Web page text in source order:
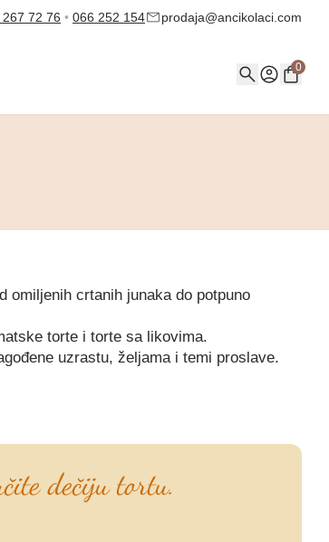
72 76 • 066 252 154 prodaja@ancikolaci.com
0
omiljenih crtanih junaka do potpuno
torte i torte sa likovima.
uzrastu, željama i temi proslave.
dečiju tortu.